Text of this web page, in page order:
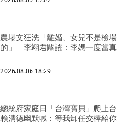
農場文狂洗「離婚、女兒不是檢場
的」 李翊君闢謠：李媽一度當真
2026.08.06 18:29
總統府家庭日「台灣寶貝」爬上台
賴清德幽默喊：等我卸任交棒給你